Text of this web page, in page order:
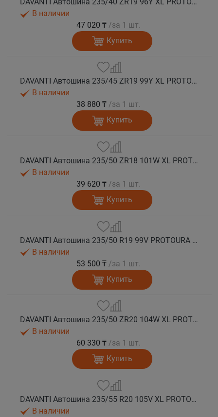
В наличии
47 020 ₸ /за 1 шт.
Купить
DAVANTI Автошина 235/45 ZR19 99Y XL PROTOURA SPORT RPR лето
В наличии
38 880 ₸ /за 1 шт.
Купить
DAVANTI Автошина 235/50 ZR18 101W XL PROTOURA SPORT RPR лето
В наличии
39 620 ₸ /за 1 шт.
Купить
DAVANTI Автошина 235/50 R19 99V PROTOURA SPORT RPR лето
В наличии
53 500 ₸ /за 1 шт.
Купить
DAVANTI Автошина 235/50 ZR20 104W XL PROTOURA SPORT RPR лето
В наличии
60 330 ₸ /за 1 шт.
Купить
DAVANTI Автошина 235/55 R20 105V XL PROTOURA SPORT RPR лето
В наличии